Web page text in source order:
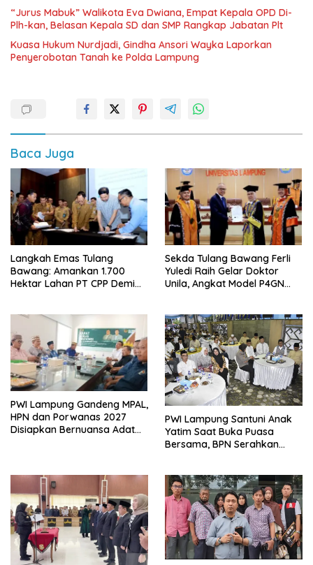
“Jurus Mabuk” Walikota Eva Dwiana, Empat Kepala OPD Di-
Plh-kan, Belasan Kepala SD dan SMP Rangkap Jabatan Plt
Kuasa Hukum Nurdjadi, Gindha Ansori Wayka Laporkan
Penyerobotan Tanah ke Polda Lampung
Baca Juga
Langkah Emas Tulang
Bawang: Amankan 1.700
Hektar Lahan PT CPP Demi
Sekda Tulang Bawang Ferli
Yuledi Raih Gelar Doktor
Unila, Angkat Model P4GN
PWI Lampung Gandeng MPAL,
HPN dan Porwanas 2027
Disiapkan Bernuansa Adat
PWI Lampung Santuni Anak
Yatim Saat Buka Puasa
Bersama, BPN Serahkan